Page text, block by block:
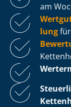
am
lung